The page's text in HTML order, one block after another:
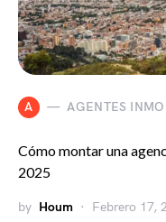
A AGENTES
Cómo montar una
2025
by Houm Febrero 17,